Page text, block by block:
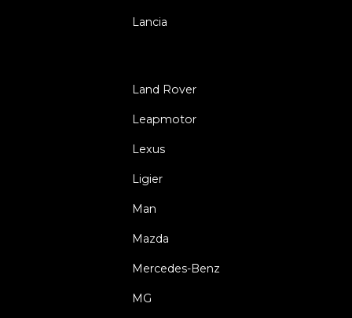
Lancia
Land Rover
Leapmotor
Lexus
Ligier
Man
Mazda
Mercedes-Benz
MG